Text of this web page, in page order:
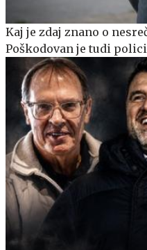
Kaj je zdaj znano o
Poškodovan je tudi